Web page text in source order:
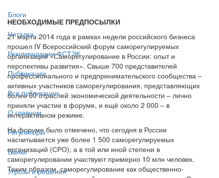
Блоги
Читалка
Рекомендации ФСТЭК
Публикации
Все публикации
О главном
Регуляторы
Банки
Угрозы и решения
НЕОБХОДИМЫЕ ПРЕДПОСЫЛКИ
21 марта 2014 года в рамках недели российского бизнеса
прошел IV Всероссийский форум саморегулируемых
организаций «Саморегулирование в России: опыт и
перспективы развития». Свыше 700 представителей
профессионального и предпринимательского сообщества –
активных участников саморегулирования, представляющих
более 60 отраслей экономической деятельности – лично
приняли участие в форуме, и ещё около 2 000 – в
интерактивном режиме.
На форуме было отмечено, что сегодня в России
насчитывается уже более 1 500 саморегулируемых
организаций (СРО), а в той или иной степени в
саморегулировании участвуют примерно 10 млн человек.
Таким образом, саморегулирование как общественно-